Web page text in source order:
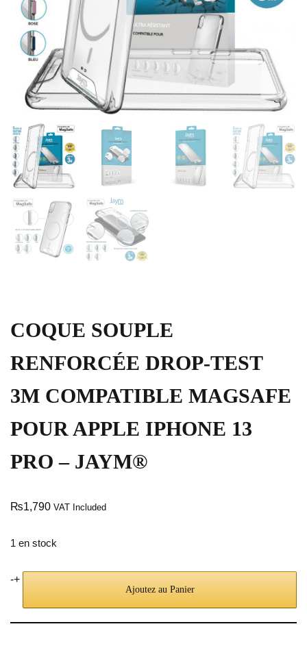
COQUE SOUPLE
RENFORCÉE DROP-TEST
3M COMPATIBLE MAGSAFE
POUR APPLE IPHONE 13
PRO – JAYM®
₨1,790 VAT Included
1 en stock
-+
Ajoutez au Panier